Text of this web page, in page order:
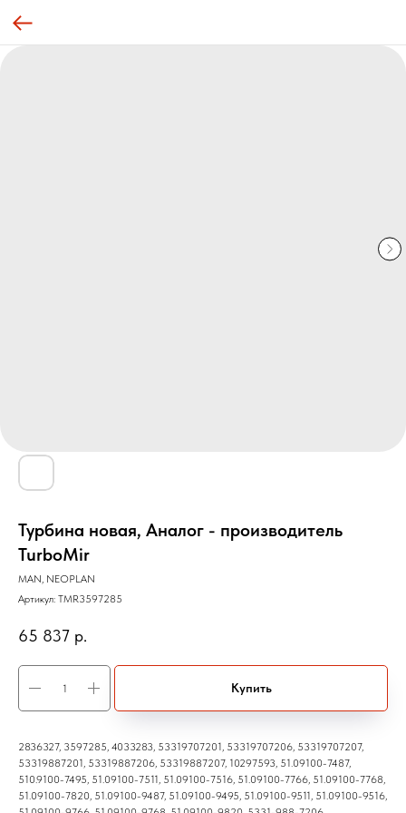
Турбина новая, Аналог - производитель
TurboMir
MAN, NEOPLAN
Артикул: TMR3597285
65 837 р.
Купить
2836327, 3597285, 4033283, 53319707201, 53319707206, 53319707207,
53319887201, 53319887206, 53319887207, 10297593, 51.09100-7487,
510.9100-7495, 51.09100-7511, 51.09100-7516, 51.09100-7766, 51.09100-7768,
51.09100-7820, 51.09100-9487, 51.09100-9495, 51.09100-9511, 51.09100-9516,